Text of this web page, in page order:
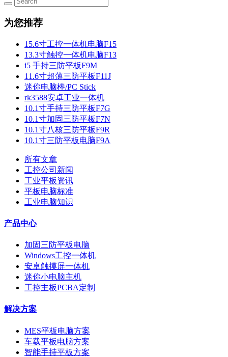
为您推荐
15.6寸工控一体机电脑F15
13.3寸触控一体机电脑F13
i5 手持三防平板F9M
11.6寸超薄三防平板F11J
迷你电脑棒/PC Stick
rk3588安卓工业一体机
10.1寸手持三防平板F7G
10.1寸加固三防平板F7N
10.1寸八核三防平板F9R
10.1寸三防平板电脑F9A
所有文章
工控公司新闻
工业平板资讯
平板电脑标准
工业电脑知识
产品中心
加固三防平板电脑
Windows工控一体机
安卓触摸屏一体机
迷你小电脑主机
工控主板PCBA定制
解决方案
MES平板电脑方案
车载平板电脑方案
智能手持平板方案